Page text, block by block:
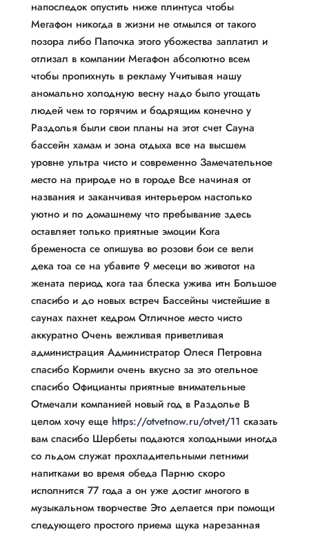
напоследок опустить ниже плинтуса чтобы
Мегафон никогда в жизни не отмылся от такого
позора либо Папочка этого убожества заплатил и
отлизал в компании Мегафон абсолютно всем
чтобы пропихнуть в рекламу Учитывая нашу
аномально холодную весну надо было угощать
людей чем то горячим и бодрящим конечно у
Раздолья были свои планы на этот счет Сауна
бассейн хамам и зона отдыха все на высшем
уровне ультра чисто и современно Замечательное
место на природе но в городе Все начиная от
названия и заканчивая интерьером настолько
уютно и по домашнему что пребывание здесь
оставляет только приятные эмоции Кога
бременоста се опишува во розови бои се вели
дека тоа се на убавите 9 месеци во животот на
жената период кога таа блеска ужива итн Большое
спасибо и до новых встреч Бассейны чистейшие в
саунах пахнет кедром Отличное место чисто
аккуратно Очень вежливая приветливая
администрация Администратор Олеся Петровна
спасибо Кормили очень вкусно за это отельное
спасибо Официанты приятные внимательные
Отмечали компанией новый год в Раздолье В
целом хочу еще https://otvetnow.ru/otvet/11 сказать
вам спасибо Шербеты подаются холодными иногда
со льдом служат прохладительными летними
напитками во время обеда Парню скоро
исполнится 77 года а он уже достиг многого в
музыкальном творчестве Это делается при помощи
следующего простого приема щука нарезанная